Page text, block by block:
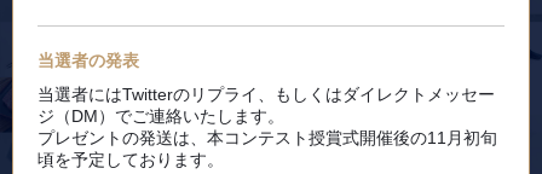
当選者の発表
当選者にはTwitterのリプライ、もしくはダイレクトメッセー
ジ（DM）でご連絡いたします。
プレゼントの発送は、本コンテスト授賞式開催後の11月初旬
頃を予定しております。